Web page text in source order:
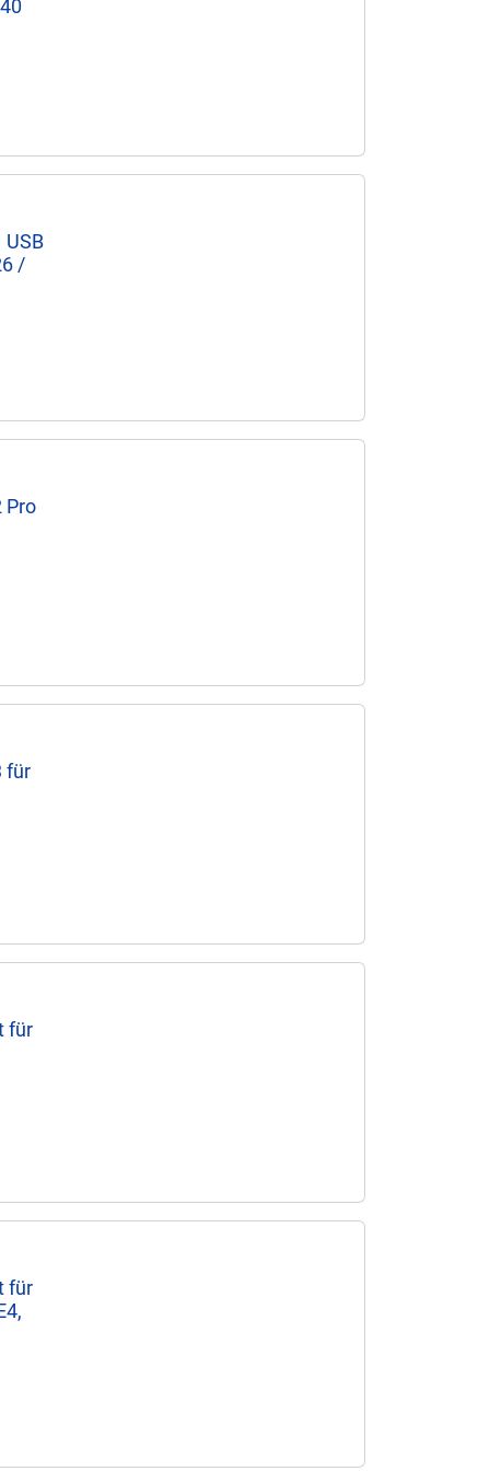
/
Pro
für
für
für